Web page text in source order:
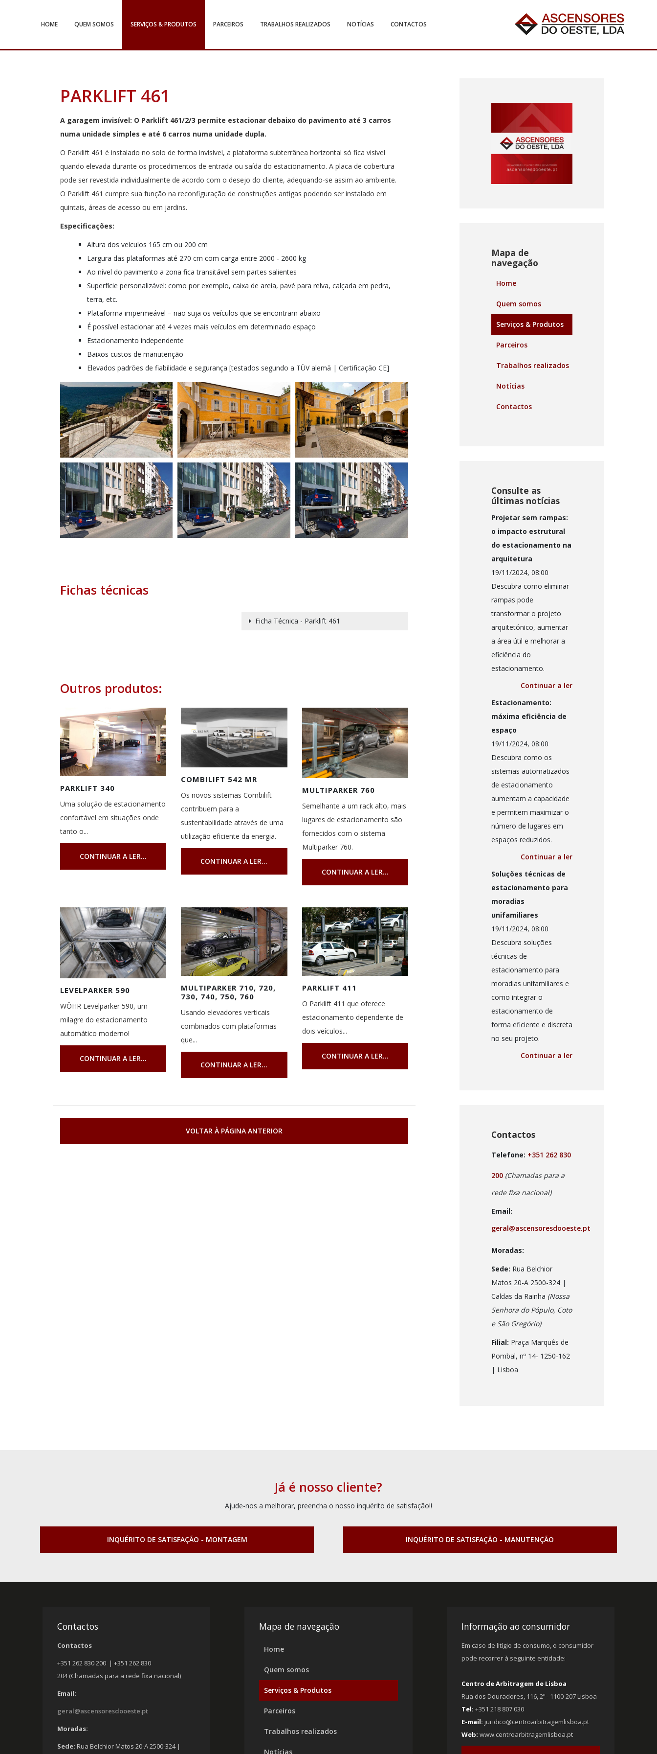
HOME QUEM SOMOS SERVIÇOS & PRODUTOS PARCEIROS TRABALHOS REALIZADOS NOTÍCIAS CONTACTOS
PARKLIFT 461
A garagem invisível: O Parklift 461/2/3 permite estacionar debaixo do pavimento até 3 carros
numa unidade simples e até 6 carros numa unidade dupla.
O Parklift 461 é instalado no solo de forma invisível, a plataforma subterrânea horizontal só fica visível
quando elevada durante os procedimentos de entrada ou saída do estacionamento. A placa de cobertura
pode ser revestida individualmente de acordo com o desejo do cliente, adequando-se assim ao ambiente.
O Parklift 461 cumpre sua função na reconfiguração de construções antigas podendo ser instalado em
quintais, áreas de acesso ou em jardins.
Especificações:
Altura dos veículos 165 cm ou 200 cm
Largura das plataformas até 270 cm com carga entre 2000 - 2600 kg
Ao nível do pavimento a zona fica transitável sem partes salientes
Superfície personalizável: como por exemplo, caixa de areia, pavé para relva, calçada em pedra,
terra, etc.
Plataforma impermeável – não suja os veículos que se encontram abaixo
É possível estacionar até 4 vezes mais veículos em determinado espaço
Estacionamento independente
Baixos custos de manutenção
Elevados padrões de fiabilidade e segurança [testados segundo a TÜV alemã | Certificação CE]
Fichas técnicas
Ficha Técnica - Parklift 461
Outros produtos:
PARKLIFT 340
Uma solução de estacionamento
confortável em situações onde
tanto o...
CONTINUAR A LER...
COMBILIFT 542 MR
Os novos sistemas Combilift
contribuem para a
sustentabilidade através de uma
utilização eficiente da energia.
CONTINUAR A LER...
MULTIPARKER 760
Semelhante a um rack alto, mais
lugares de estacionamento são
fornecidos com o sistema
Multiparker 760.
CONTINUAR A LER...
LEVELPARKER 590
WÖHR Levelparker 590, um
milagre do estacionamento
automático moderno!
CONTINUAR A LER...
MULTIPARKER 710, 720,
730, 740, 750, 760
Usando elevadores verticais
combinados com plataformas
que...
CONTINUAR A LER...
PARKLIFT 411
O Parklift 411 que oferece
estacionamento dependente de
dois veículos...
CONTINUAR A LER...
VOLTAR À PÁGINA ANTERIOR
Mapa de
navegação
Home
Quem somos
Serviços & Produtos
Parceiros
Trabalhos realizados
Notícias
Contactos
Consulte as
últimas notícias
Projetar sem rampas:
o impacto estrutural
do estacionamento na
arquitetura
19/11/2024, 08:00
Descubra como eliminar
rampas pode
transformar o projeto
arquitetónico, aumentar
a área útil e melhorar a
eficiência do
estacionamento.
Continuar a ler
Estacionamento:
máxima eficiência de
espaço
19/11/2024, 08:00
Descubra como os
sistemas automatizados
de estacionamento
aumentam a capacidade
e permitem maximizar o
número de lugares em
espaços reduzidos.
Continuar a ler
Soluções técnicas de
estacionamento para
moradias
unifamiliares
19/11/2024, 08:00
Descubra soluções
técnicas de
estacionamento para
moradias unifamiliares e
como integrar o
estacionamento de
forma eficiente e discreta
no seu projeto.
Continuar a ler
Contactos
Telefone: +351 262 830
200 (Chamadas para a
rede fixa nacional)
Email:
geral@ascensoresdooeste.pt
Moradas:
Sede: Rua Belchior
Matos 20-A 2500-324 |
Caldas da Rainha (Nossa
Senhora do Pópulo, Coto
e São Gregório)
Filial: Praça Marquês de
Pombal, nº 14- 1250-162
| Lisboa
Já é nosso cliente?
Ajude-nos a melhorar, preencha o nosso inquérito de satisfação!!
INQUÉRITO DE SATISFAÇÃO - MONTAGEM INQUÉRITO DE SATISFAÇÃO - MANUTENÇÃO
Contactos
Contactos
+351 262 830 200 | +351 262 830
204 (Chamadas para a rede fixa nacional)
Email:
geral@ascensoresdooeste.pt
Moradas:
Sede: Rua Belchior Matos 20-A 2500-324 |
Mapa de navegação
Home
Quem somos
Serviços & Produtos
Parceiros
Trabalhos realizados
Notícias
Informação ao consumidor
Em caso de litígio de consumo, o consumidor
pode recorrer à seguinte entidade:
Centro de Arbitragem de Lisboa
Rua dos Douradores, 116, 2º - 1100-207 Lisboa
Tel: +351 218 807 030
E-mail: juridico@centroarbitragemlisboa.pt
Web: www.centroarbitragemlisboa.pt